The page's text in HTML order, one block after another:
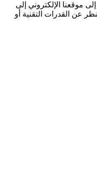
الإلكتروني إلى
التقنية أو